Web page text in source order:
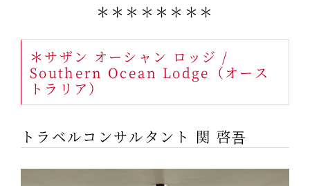
＊＊＊＊＊＊＊＊
＊サザン オーシャン ロッジ /
Southern Ocean Lodge（オース
トラリア）
トラベルコンサルタント 関 啓吾